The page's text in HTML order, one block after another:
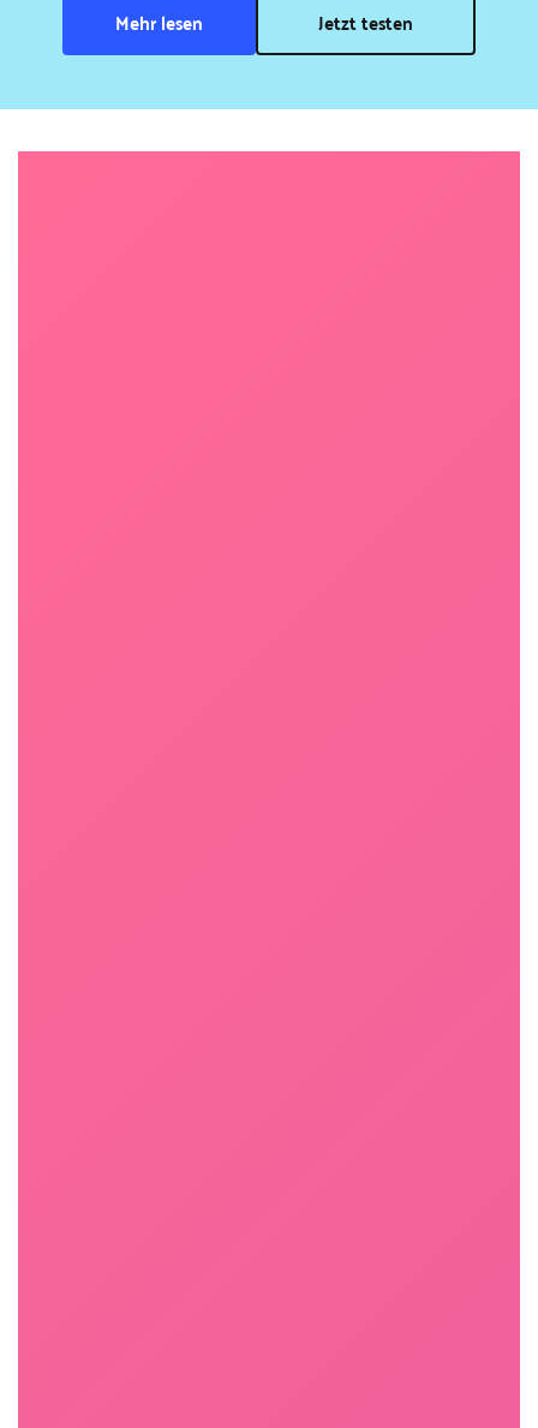
Mehr lesen Jetzt testen